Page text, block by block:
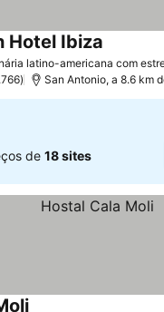
latino-americana com
Hotel Ibiza
San Antonio, a 8.6 km
de 18 sites